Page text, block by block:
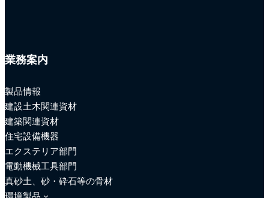
業務案内
製品情報
建設土木関連資材
建築関連資材
住宅設備機器
エクステリア部門
電動機械工具部門
真砂土、砂・砕石等の骨材
環境製品